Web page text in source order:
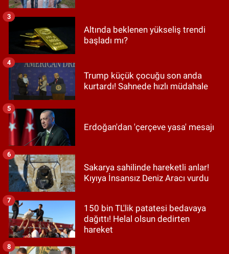
Altında beklenen yükseliş trendi
başladı mı?
3
Trump küçük çocuğu son anda
kurtardı! Sahnede hızlı müdahale
4
Erdoğan'dan 'çerçeve yasa' mesajı
5
Sakarya sahilinde hareketli anlar!
Kıyıya İnsansız Deniz Aracı vurdu
6
150 bin TL'lik patatesi bedavaya
dağıttı! Helal olsun dedirten
hareket
7
8